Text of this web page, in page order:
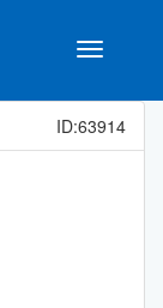
Toggle
ID:63914